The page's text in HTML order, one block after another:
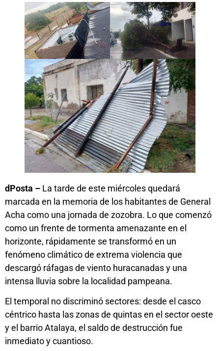
dPosta – La tarde de este miércoles quedará
marcada en la memoria de los habitantes de General
Acha como una jornada de zozobra. Lo que comenzó
como un frente de tormenta amenazante en el
horizonte, rápidamente se transformó en un
fenómeno climático de extrema violencia que
descargó ráfagas de viento huracanadas y una
intensa lluvia sobre la localidad pampeana.
El temporal no discriminó sectores: desde el casco
céntrico hasta las zonas de quintas en el sector oeste
y el barrio Atalaya, el saldo de destrucción fue
inmediato y cuantioso.